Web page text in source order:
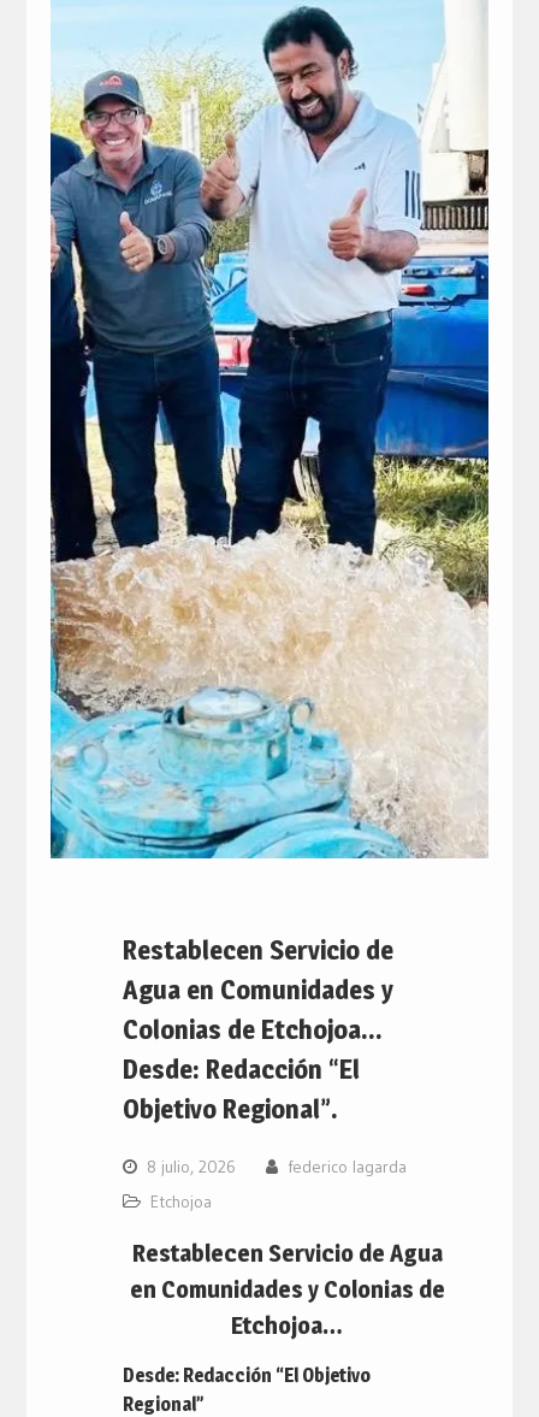
Restablecen Servicio de
Agua en Comunidades y
Colonias de Etchojoa…
Desde: Redacción “El
Objetivo Regional”.
8 julio, 2026
federico lagarda
Etchojoa
Restablecen Servicio de Agua
en Comunidades y Colonias de
Etchojoa…
Desde: Redacción “El Objetivo
Regional”